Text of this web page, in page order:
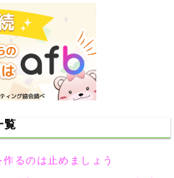
覧
るのは止めましょう